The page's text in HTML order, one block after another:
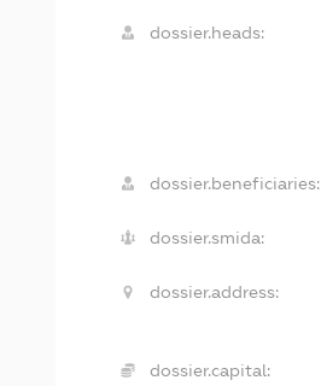
dossier.heads:
dossier.beneficiaries:
dossier.smida:
dossier.address:
dossier.capital: